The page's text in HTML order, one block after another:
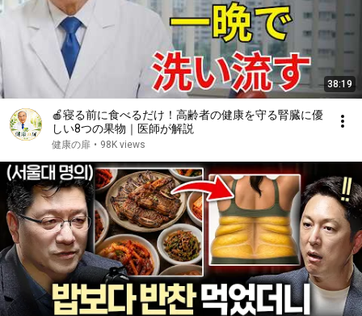
38:19
🍎寝る前に食べるだけ！高齢者の健康を守る腎臓に優
しい8つの果物｜医師が解説
健康の扉 • 98K views